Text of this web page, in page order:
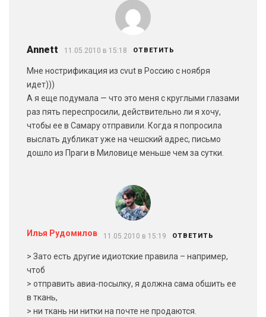
Annett 11.05.2010 в 15:18 ОТВЕТИТЬ
Мне нострификация из cvut в Россию с ноября
идет)))
А я еще подумала — что это меня с круглыми глазами
раз пять переспросили, действительно ли я хочу,
чтобы ее в Самару отправили. Когда я попросила
выслать дубликат уже на чешский адрес, письмо
дошло из Праги в Миловице меньше чем за сутки.
Илья Рудомилов 11.05.2010 в 15:19 ОТВЕТИТЬ
> Зато есть другие идиотские правила – например,
чтоб
> отправить авиа-посылку, я должна сама обшить ее
в ткань,
> ни ткань ни нитки на почте не продаются.